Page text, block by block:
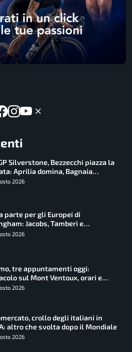
Silverstone, Bezzecchi piazza la
Aprilia domina, Bagnaia
al Q1
2026
parte per gli Europei di
Jacobs, Tamberi e
guidano una spedizione
2026
tre appuntamenti oggi:
sul Mont Ventoux, orari e
2026
crollo degli italiani in
altro che svolta dopo il Mondiale
2026